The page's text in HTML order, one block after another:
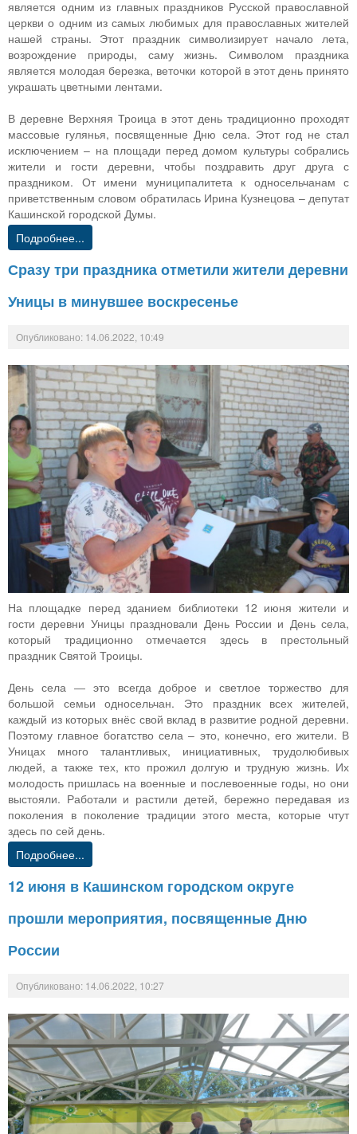
является одним из главных праздников Русской православной
церкви о одним из самых любимых для православных жителей
нашей страны. Этот праздник символизирует начало лета,
возрождение природы, саму жизнь. Символом праздника
является молодая березка, веточки которой в этот день принято
украшать цветными лентами.
В деревне Верхняя Троица в этот день традиционно проходят
массовые гулянья, посвященные Дню села. Этот год не стал
исключением – на площади перед домом культуры собрались
жители и гости деревни, чтобы поздравить друг друга с
праздником. От имени муниципалитета к односельчанам с
приветственным словом обратилась Ирина Кузнецова – депутат
Кашинской городской Думы.
Подробнее...
Сразу три праздника отметили жители деревни
Уницы в минувшее воскресенье
Опубликовано: 14.06.2022, 10:49
На площадке перед зданием библиотеки 12 июня жители и
гости деревни Уницы праздновали День России и День села,
который традиционно отмечается здесь в престольный
праздник Святой Троицы.
День села ― это всегда доброе и светлое торжество для
большой семьи односельчан. Это праздник всех жителей,
каждый из которых внёс свой вклад в развитие родной деревни.
Поэтому главное богатство села – это, конечно, его жители. В
Уницах много талантливых, инициативных, трудолюбивых
людей, а также тех, кто прожил долгую и трудную жизнь. Их
молодость пришлась на военные и послевоенные годы, но они
выстояли. Работали и растили детей, бережно передавая из
поколения в поколение традиции этого места, которые чтут
здесь по сей день.
Подробнее...
12 июня в Кашинском городском округе
прошли мероприятия, посвященные Дню
России
Опубликовано: 14.06.2022, 10:27